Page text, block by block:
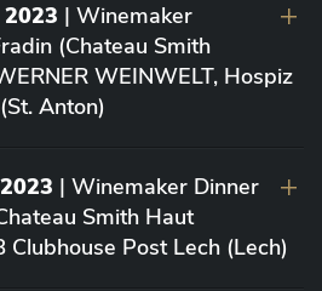
| Winemaker
(Chateau Smith
WEINWELT, Hospiz
Anton)
| Winemaker Dinner
Smith Haut
Clubhouse Post Lech (Lech)